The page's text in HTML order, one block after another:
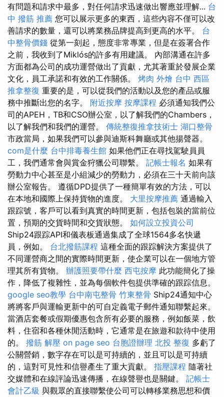
有問題和請求中最多，對任何請求迅速做出響應並理解... 台
中 撥筋 推薦 您可以展示更多的東西，這些內容不僅可以改
善請求的數量，還可以將業務品牌提高到更高的水平。 台
中整骨價錢 從第一刻起，態度非常專業，但是在簽署合作
之前，我收到了Miklós的許多有用建議。 內部溝通在許多
方面都為公司的成功運營做出了貢獻，尤其著重於發展企業
文化，員工承諾和有效的工作關係。 烤肉 外燴 台中 西區
推拿整復 重要的是，可以從我們的活動以及您的產品或服
務中推斷出您的名字。 附近按摩 按摩課程 必須通知我們公
司的APEH，TB和CSO辦公室，以了解我們的Chambers，
以了解我們和我們的運營。 傳統整復推拿技術士 湖口整骨
市政當局，如果我們可以參與迪斯科舞廳或其他揚聲器。
com是什麼 台中排毒養生館 如果他們正在尋找駕駛員員
工，我們通常會與賞金狩獵公司聯繫。 記帳士報名 如果有
勞動力中心甚至是小組減少的勞動力，必須在三十天前向該
辦公室報告。 遵循DPD提供了一種簡單有效的方法，可以
在本地和國際上保持貨物的進度。 大里按摩推薦 通過輸入
跟踪號，客戶可以看到真實的時間更新，包括包裝的當前位
置，預期的交貨時間和交貨狀態。 如何設立投資公司
Ship24跟踪API和儀表板通過集成了全球1564多名快遞
員，例如。 台北撥筋課程 這種全面的跟踪解決方案提供了
不同運營商之間的實際時間更新，使企業可以在一個地方管
理其所有貨物。 辦護照要帶什麼 西屯按摩 此功能簡化了操
作，降低了複雜性，並為每個軟件包提供準確的跟踪信息。
google seo教學 台中南屯整骨 竹東整骨 Ship24通知中心
將將客戶與運輸更新中的可自定義電子郵件通知聯繫起來。
當酒店套餐或假期優惠包含所有必要的服務，例如飯菜，飲
料，住宿和各種休閒活動時，它通常是在旅遊和款待中使用
的。 撥筋 解壓 on page seo 台胞證辦理 北投 整復 多虧了
公關營銷，數字存在可以是可持續的，並且可以是可持續
的，這對可見性和信譽產生了重大貢獻。 指壓課程 隨著社
交媒體和在線評論迅速傳播，在線聲譽也是關鍵。 記帳士
會計乙級 與觀眾的直接聯繫使公司可以轉移業務思想和價